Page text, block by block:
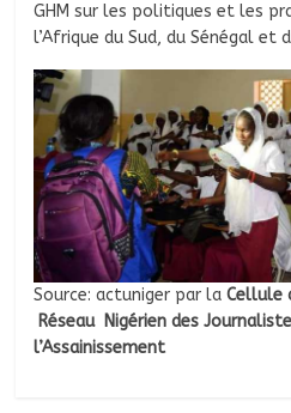
GHM sur les politiques et les
l’Afrique du Sud, du Sénégal et
Source: actuniger par laCellule
Réseau Nigérien des
l’Assainissement